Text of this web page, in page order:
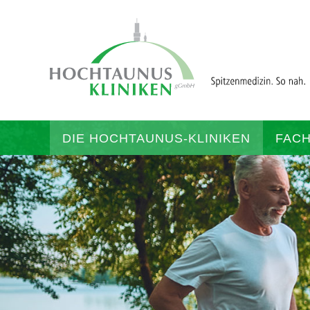
DIE HOCHTAUNUS-KLINIKEN